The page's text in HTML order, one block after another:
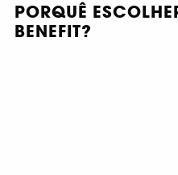
PORQUÊ
BENEFIT?